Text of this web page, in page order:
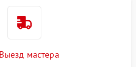
мастера